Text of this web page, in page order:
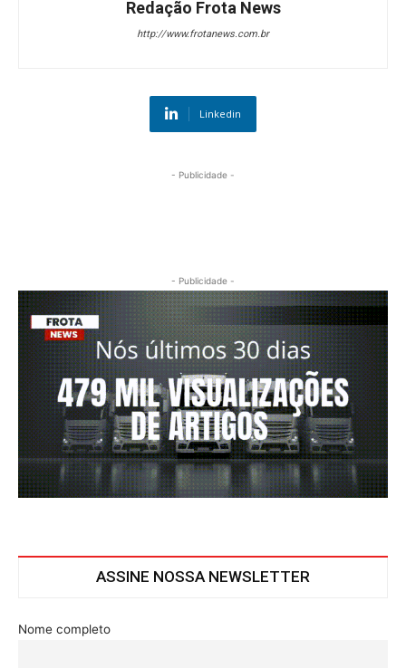
Redação Frota News
http://www.frotanews.com.br
Linkedin
- Publicidade -
- Publicidade -
ASSINE NOSSA NEWSLETTER
Nome completo